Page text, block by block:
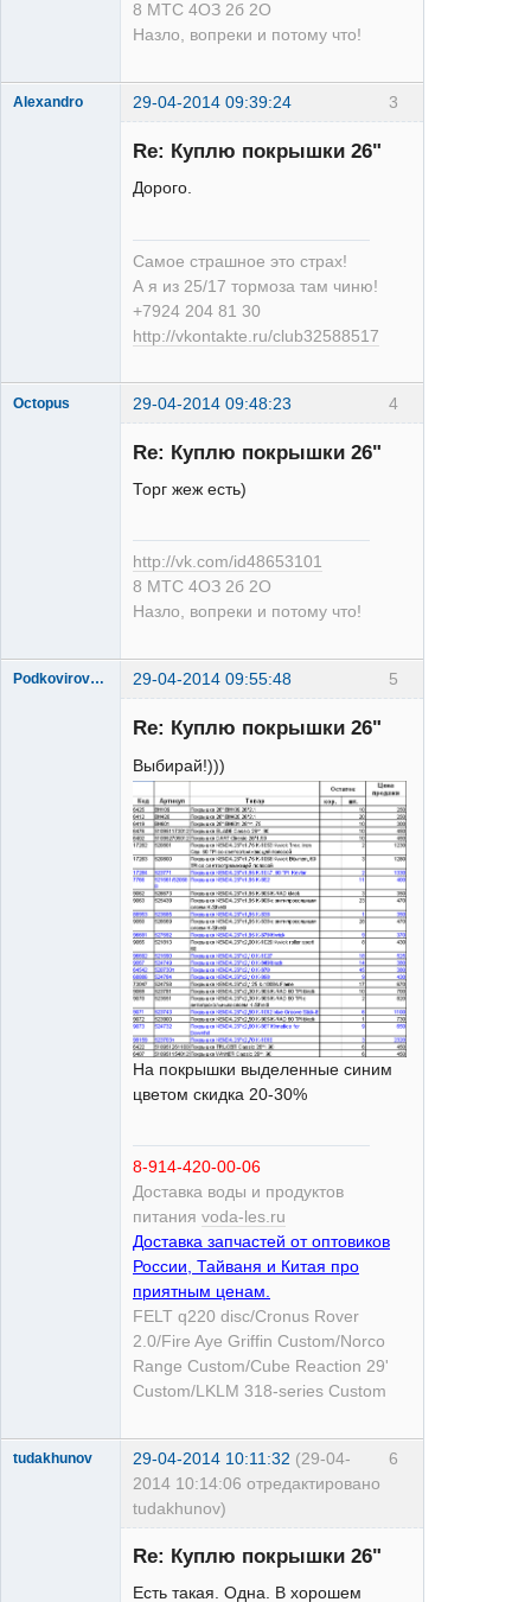
8 МТС 4ОЗ 2б 2О
Назло, вопреки и потому что!
3
Alexandro 29-04-2014 09:39:24
Re: Куплю покрышки 26"
Дорого.
Самое страшное это страх!
А я из 25/17 тормоза там чиню!
+7924 204 81 30
http://vkontakte.ru/club32588517
4
Octopus 29-04-2014 09:48:23
Re: Куплю покрышки 26"
Торг жеж есть)
http://vk.com/id48653101
8 МТС 4ОЗ 2б 2О
Назло, вопреки и потому что!
5
Podkovirov_Alex 29-04-2014 09:55:48
Re: Куплю покрышки 26"
Выбирай!)))
На покрышки выделенные синим
цветом скидка 20-30%
8-914-420-00-06
Доставка воды и продуктов
питания voda-les.ru
Доставка запчастей от оптовиков
России, Тайваня и Китая про
приятным ценам.
FELT q220 disc/Cronus Rover
2.0/Fire Aye Griffin Custom/Norco
Range Custom/Cube Reaction 29'
Custom/LKLM 318-series Custom
6
tudakhunov 29-04-2014 10:11:32 (29-04-
2014 10:14:06 отредактировано
tudakhunov)
Re: Куплю покрышки 26"
Есть такая. Одна. В хорошем